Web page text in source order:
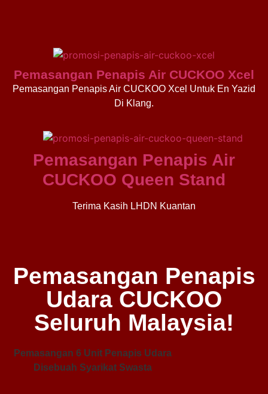
Pemasangan Penapis Air CUCKOO Xcel
Pemasangan Penapis Air CUCKOO Xcel Untuk En Yazid
Di Klang.
Pemasangan Penapis Air
CUCKOO Queen Stand
Terima Kasih LHDN Kuantan
Pemasangan Penapis
Udara CUCKOO
Seluruh Malaysia!
Pemasangan 6 Unit Penapis Udara
Disebuah Syarikat Swasta